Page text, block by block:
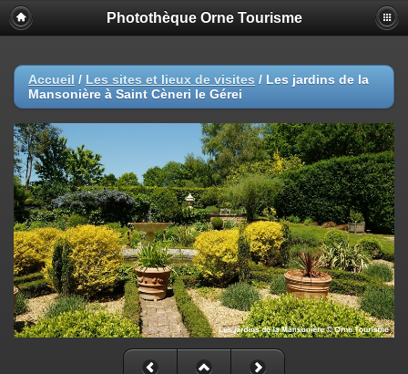
Photothèque Orne Tourisme
Accueil / Les sites et lieux de visites / Les jardins de la
Mansonière à Saint Cèneri le Gérei